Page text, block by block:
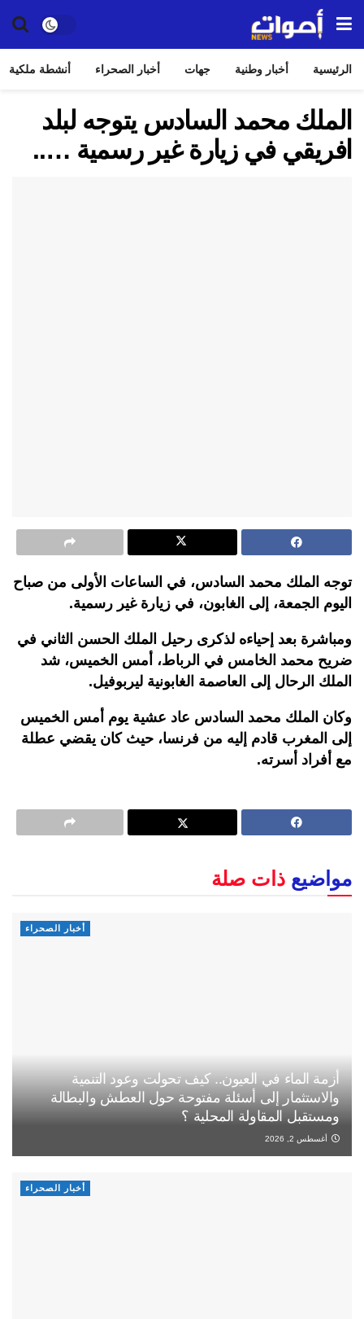
الرئيسية أخبار وطنية جهات أخبار الصحراء أنشطة ملكية
الملك محمد السادس يتوجه لبلد
افريقي في زيارة غير رسمية …..
توجه الملك محمد السادس، في الساعات الأولى من صباح
اليوم الجمعة، إلى الغابون، في زيارة غير رسمية.
ومباشرة بعد إحياءه لذكرى رحيل الملك الحسن الثاني في
ضريح محمد الخامس في الرباط، أمس الخميس، شد
الملك الرحال إلى العاصمة الغابونية ليربوفيل.
وكان الملك محمد السادس عاد عشية يوم أمس الخميس
إلى المغرب قادم إليه من فرنسا، حيث كان يقضي عطلة
مع أفراد أسرته.
مواضيع ذات صلة
أخبار الصحراء
أزمة الماء في العيون.. كيف تحولت وعود التنمية
والاستثمار إلى أسئلة مفتوحة حول العطش والبطالة
ومستقبل المقاولة المحلية ؟
أغسطس 2, 2026
أخبار الصحراء